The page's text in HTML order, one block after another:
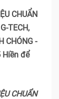
CHUẨN
TECH,
CHÓNG -
Hiền để
CHUẨN